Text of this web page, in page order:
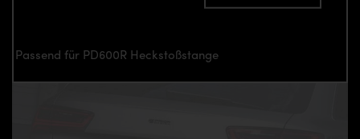
Passend für PD600R Heckstoßstange